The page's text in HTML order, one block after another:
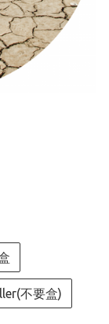
不要盒)